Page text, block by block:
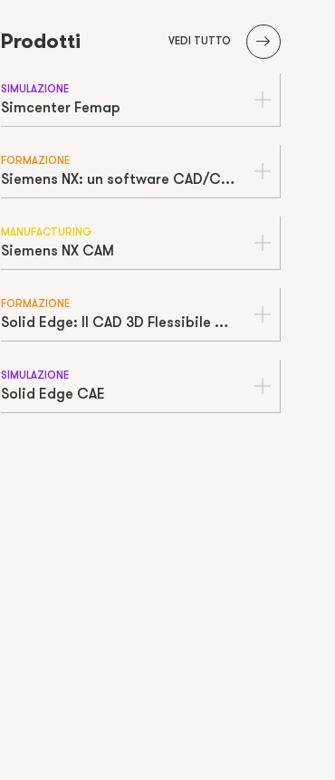
Prodotti VEDI TUTTO
SIMULAZIONE
Simcenter Femap
FORMAZIONE
Siemens NX: un software CAD/CAM/CAE potente e completo
MANUFACTURING
Siemens NX CAM
FORMAZIONE
Solid Edge: Il CAD 3D Flessibile e Potente per le PMI
SIMULAZIONE
Solid Edge CAE